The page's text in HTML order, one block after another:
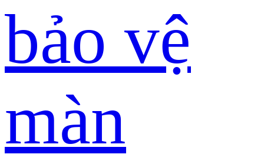
bảo vệ
màn